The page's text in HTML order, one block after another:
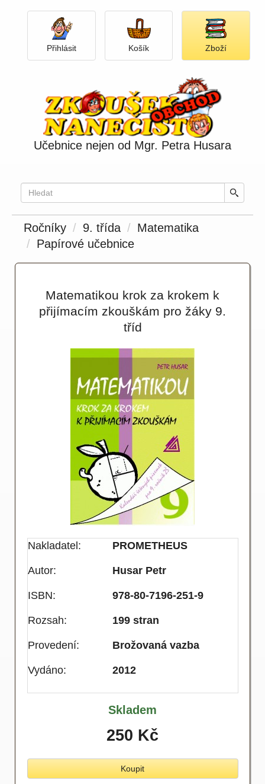
ZbožíOtevři
nabídku
KošíkOtevři košík
PřihlásitPřihlásit
Učebnice nejen od Mgr. Petra Husara
Ročníky 9. třída
Matematika
Papírové učebnice
Matematikou krok za krokem k
přijímacím zkouškám pro žáky 9.
tříd
Nakladatel: PROMETHEUS
Autor: Husar Petr
ISBN: 978-80-7196-251-9
Rozsah: 199 stran
Provedení: Brožovaná vazba
Vydáno: 2012
Skladem
250 Kč
Koupit